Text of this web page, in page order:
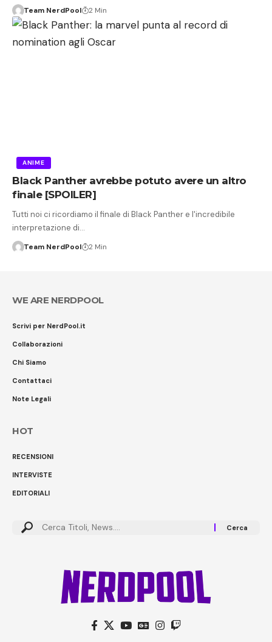
Team NerdPool 2 Min
ANIME
Black Panther avrebbe potuto avere un altro
finale [SPOILER]
Tutti noi ci ricordiamo il finale di Black Panther e l'incredibile
interpretazione di…
Team NerdPool 2 Min
WE ARE NERDPOOL
Scrivi per NerdPool.it
Collaborazioni
Chi Siamo
Contattaci
Note Legali
HOT
RECENSIONI
INTERVISTE
EDITORIALI
Cerca: